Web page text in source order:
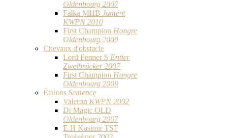
Oldenbourg 2007
Falka MHB Jument
KWPN 2010
First Champion Hongre
Oldenbourg 2009
Chevaux d'obstacle
Lord Fenner S Entier
Zweibrücker 2007
First Champion Hongre
Oldenbourg 2009
Étalons Semence
Valeron KWPN 2002
Di Magic OLD
Oldenbourg 2007
E.H Kasimir TSF